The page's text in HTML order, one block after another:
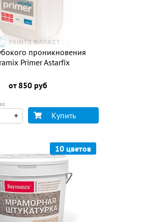
проникновения
Primer Astarfix
от 850 руб
Купить
10 цветов